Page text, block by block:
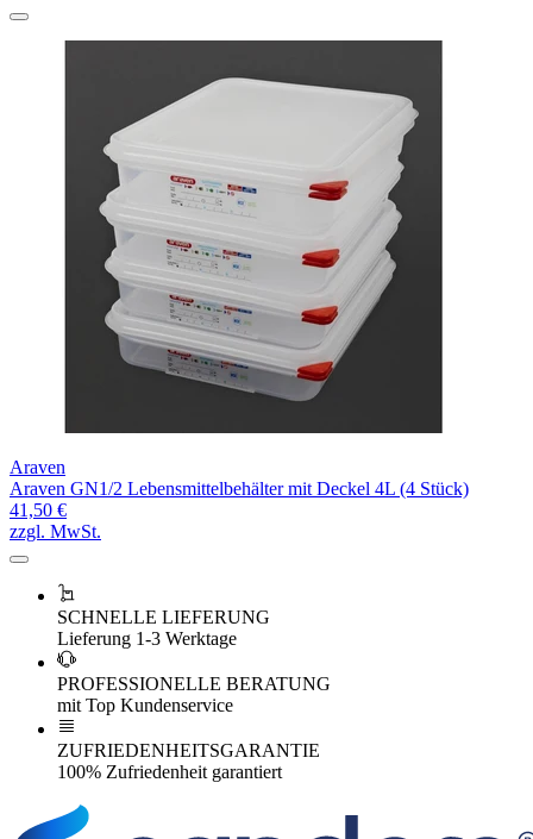
Araven
Araven GN1/2 Lebensmittelbehälter mit Deckel 4L (4 Stück)
41,50 €
zzgl. MwSt.
SCHNELLE LIEFERUNG
Lieferung 1-3 Werktage
PROFESSIONELLE BERATUNG
mit Top Kundenservice
ZUFRIEDENHEITSGARANTIE
100% Zufriedenheit garantiert